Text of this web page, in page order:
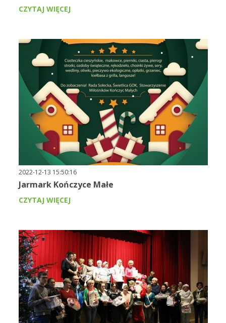
CZYTAJ WIĘCEJ
2022-12-13 15:50:16
Jarmark Kończyce Małe
CZYTAJ WIĘCEJ